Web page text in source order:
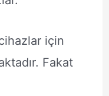
için
Fakat